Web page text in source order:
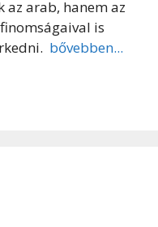
az arab, hanem az
is
bővebben...